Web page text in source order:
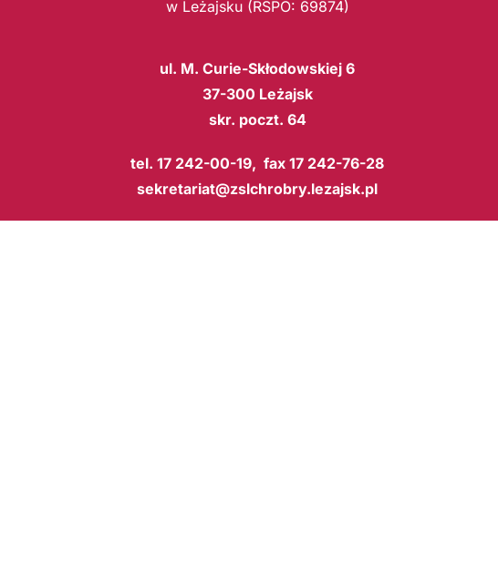
w Leżajsku (RSPO: 69874)
ul. M. Curie-Skłodowskiej 6
37-300 Leżajsk
skr. poczt. 64
tel. 17 242-00-19, fax 17 242-76-28
sekretariat@zslchrobry.lezajsk.pl